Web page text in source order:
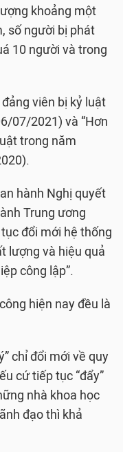
khoảng một
số người bị phát
10 người và trong
viên bị kỷ luật
07/2021) và “Hơn
trong năm
hành Nghị quyết
Trung ương
đổi mới hệ thống
lượng và hiệu quả
công lập”.
hiện nay đều là
chỉ đổi mới về quy
cứ tiếp tục “đẩy”
nhà khoa học
đạo thì khả